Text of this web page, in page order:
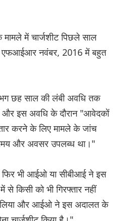
में चार्जशीट पिछले साल
एफआईआर नवंबर, 2016 में बहुत
छह साल की लंबी अवधि तक
इस अवधि के दौरान "आवेदकों
करने के लिए मामले के जांच
समय और अवसर उपलब्ध था।"
भी आईओ या सीबीआई ने इस
किसी को भी गिरफ्तार नहीं
लिया और आईओ ने इस अदालत के